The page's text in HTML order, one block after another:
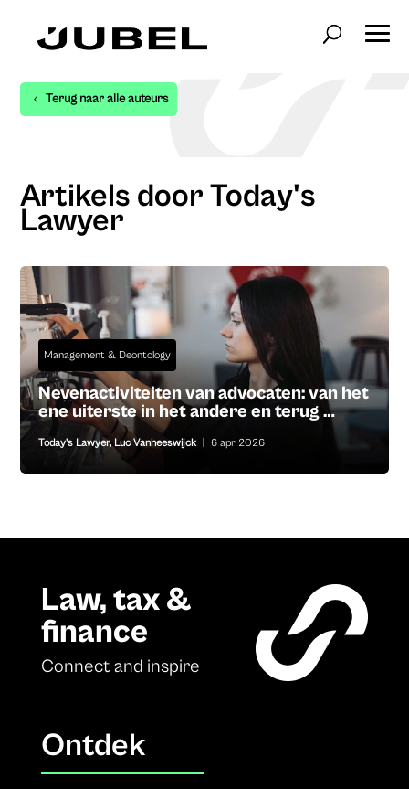
Terug naar alle auteurs
Artikels door Today's
Lawyer
Management & Deontology
Nevenactiviteiten van advocaten: van het
ene uiterste in het andere en terug …
Today's Lawyer, Luc Vanheeswijck 6 apr 2026
Law, tax &
finance
Connect and inspire
Ontdek